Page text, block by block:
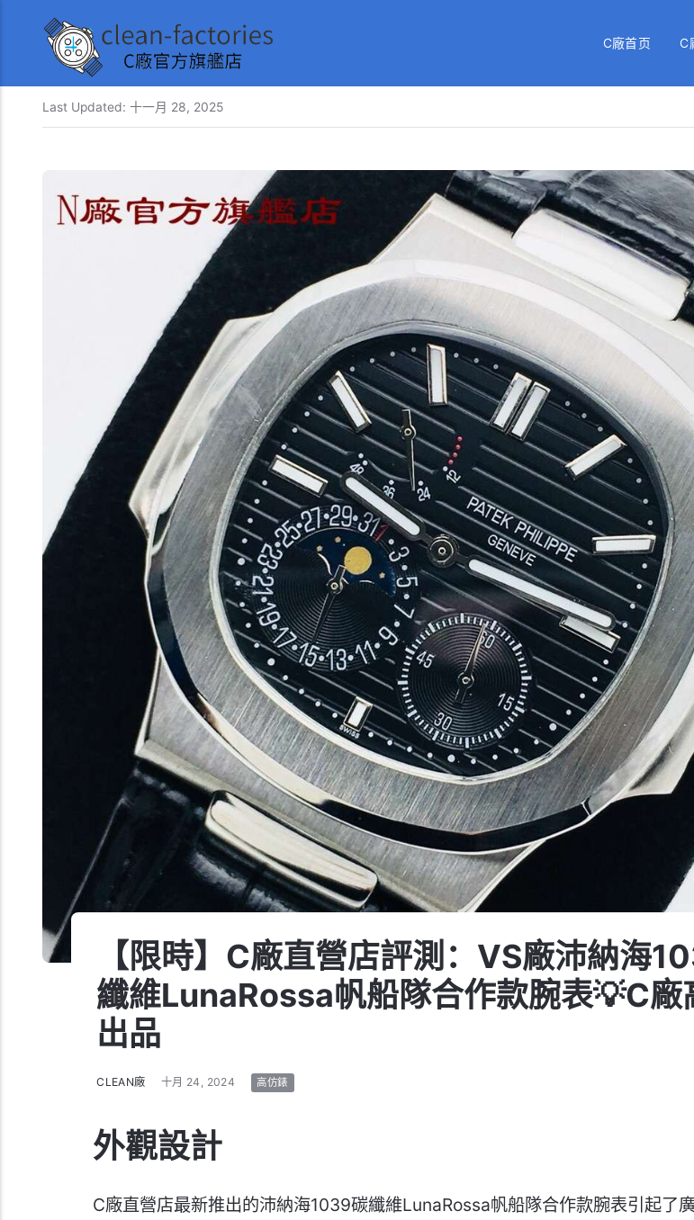
C廠首页 C
Last Updated: 十一月 28, 2025
【限時】C廠直營店評測：VS廠沛納海
纖維LunaRossa帆船隊合作款腕表💡C廠
出品
CLEAN廠 十月 24, 2024 高仿錶
外觀設計
C廠直營店最新推出的沛納海1039碳纖維LunaRossa帆船隊合作款腕表引起了